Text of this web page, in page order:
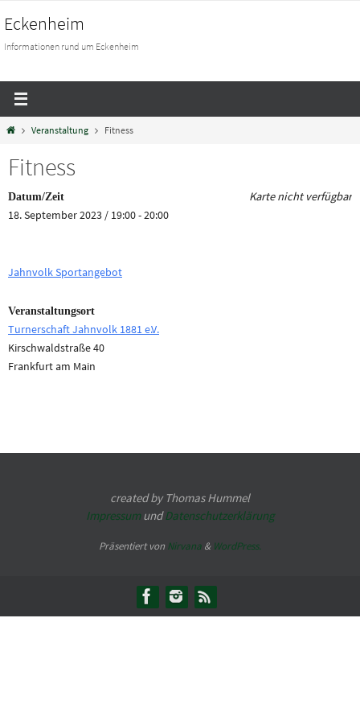
Eckenheim
Informationen rund um Eckenheim
Veranstaltung Fitness
Fitness
Karte nicht verfügbar
Datum/Zeit
18. September 2023 / 19:00 - 20:00
Jahnvolk Sportangebot
Veranstaltungsort
Turnerschaft Jahnvolk 1881 e.V.
Kirschwaldstraße 40
Frankfurt am Main
created by Thomas Hummel
ImpressumundDatenschutzerklärung
Präsentiert von Nirvana & WordPress.